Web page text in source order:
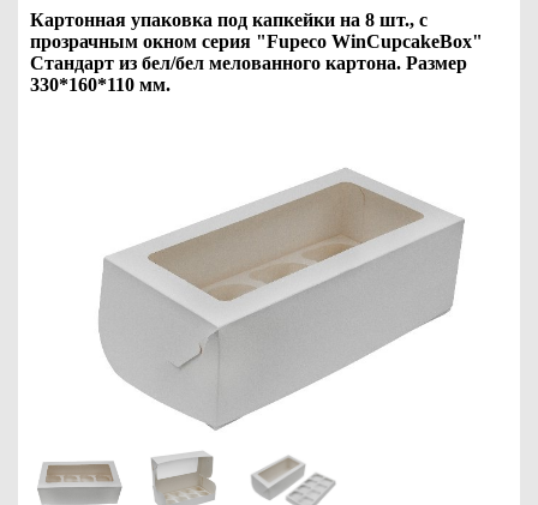
Картонная упаковка под капкейки на 8 шт., с
прозрачным окном серия "Fupeco WinCupcakeBox"
Стандарт из бел/бел мелованного картона. Размер
330*160*110 мм.